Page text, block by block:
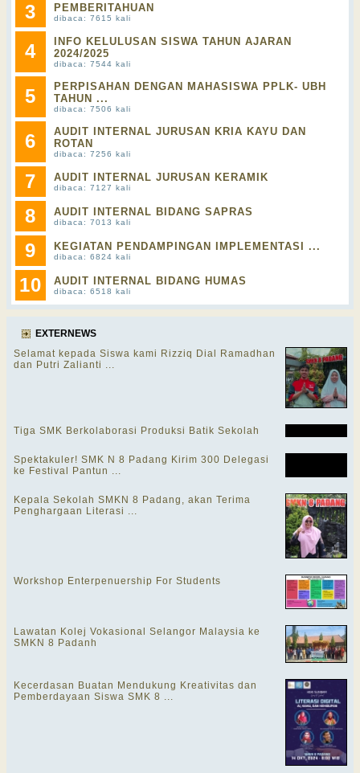
3 PEMBERITAHUAN
dibaca: 7615 kali
4
INFO KELULUSAN SISWA TAHUN AJARAN
2024/2025
dibaca: 7544 kali
5
PERPISAHAN DENGAN MAHASISWA PPLK- UBH
TAHUN ...
dibaca: 7506 kali
6
AUDIT INTERNAL JURUSAN KRIA KAYU DAN
ROTAN
dibaca: 7256 kali
7 AUDIT INTERNAL JURUSAN KERAMIK
dibaca: 7127 kali
8 AUDIT INTERNAL BIDANG SAPRAS
dibaca: 7013 kali
9 KEGIATAN PENDAMPINGAN IMPLEMENTASI ...
dibaca: 6824 kali
10 AUDIT INTERNAL BIDANG HUMAS
dibaca: 6518 kali
EXTERNEWS
Selamat kepada Siswa kami Rizziq Dial Ramadhan
dan Putri Zalianti ...
Tiga SMK Berkolaborasi Produksi Batik Sekolah
Spektakuler! SMK N 8 Padang Kirim 300 Delegasi
ke Festival Pantun ...
Kepala Sekolah SMKN 8 Padang, akan Terima
Penghargaan Literasi ...
Workshop Enterpenuership For Students
Lawatan Kolej Vokasional Selangor Malaysia ke
SMKN 8 Padanh
Kecerdasan Buatan Mendukung Kreativitas dan
Pemberdayaan Siswa SMK 8 ...